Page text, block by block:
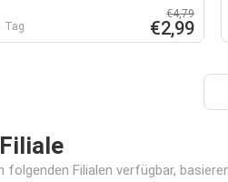
Tag
€4,79
€2,99
folgenden Filialen verfügbar,